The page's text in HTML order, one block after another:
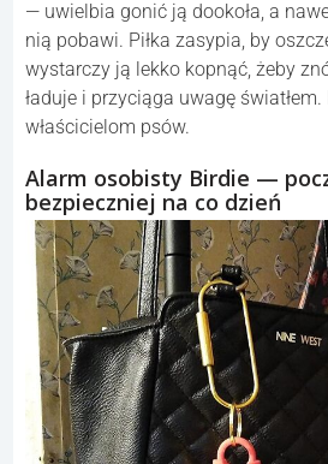
— uwielbia gonić ją dookoła, a
nią pobawi. Piłka zasypia, by
wystarczy ją lekko kopnąć, żeby
ładuje i przyciąga uwagę
właścicielom psów.
Alarm osobisty Birdie —
bezpieczniej na co dzień